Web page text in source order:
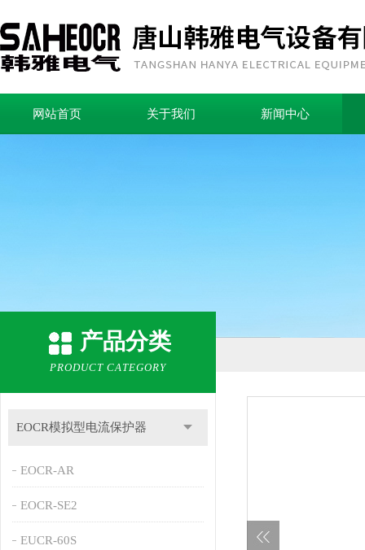
网站首页 关于我们 新闻中心
产品分类
PRODUCT CATEGORY
EOCR模拟型电流保护器
EOCR-AR
EOCR-SE2
EUCR-60S